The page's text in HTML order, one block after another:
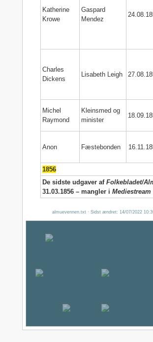
Katherine
Krowe
Gaspard
Mendez
Charles
Dickens
Lisabeth Leigh
Michel
Raymond
Kleinsmed og
minister
Anon Fæstebonden
1856
De sidste udgaver afFolkebladet/
31.03.1856 – mangler iMediestream
almuevennen.txt · Sidst ændret:14/07/2022